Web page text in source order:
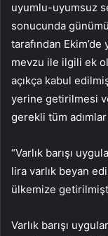
uyumlu-uyumsuz
sonucunda
tarafından
mevzu ile ilgili ek
açıkça kabul
yerine getirilmesi
gerekli tüm adımlar
“Varlık barışı
lira varlık beyan
ülkemize
Varlık barışı